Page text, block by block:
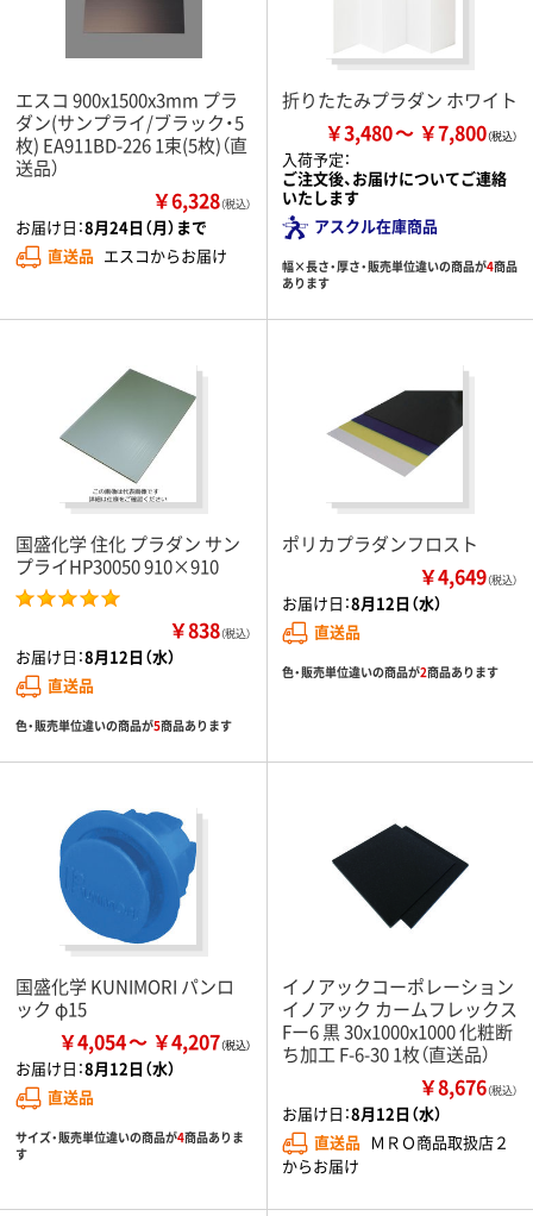
エスコ 900x1500x3mm プラ
ダン(サンプライ/ブラック・5
枚) EA911BD-226 1束(5枚)（直
送品）
￥6,328（税込）
お届け日：8月24日（月）まで
直送品 エスコからお届け
折りたたみプラダン ホワイト
￥3,480 ￥7,800
入荷予定：
ご注文後、お届けについてご連絡
いたします
アスクル在庫商品
幅×長さ・厚さ・販売単位違いの商品が4商品
あります
国盛化学 住化 プラダン サン
プライHP30050 910×910
￥838（税込）
お届け日：8月12日（水）
直送品
色・販売単位違いの商品が5商品あります
ポリカプラダンフロスト
￥4,649（税込）
お届け日：8月12日（水）
直送品
色・販売単位違いの商品が2商品あります
国盛化学 KUNIMORI パンロ
ック φ15
￥4,054 ￥4,207
お届け日：8月12日（水）
直送品
サイズ・販売単位違いの商品が4商品ありま
す
イノアックコーポレーション
イノアック カームフレックス
Fー6 黒 30x1000x1000 化粧断
ち加工 F-6-30 1枚（直送品）
￥8,676（税込）
お届け日：8月12日（水）
直送品 ＭＲＯ商品取扱店２
からお届け